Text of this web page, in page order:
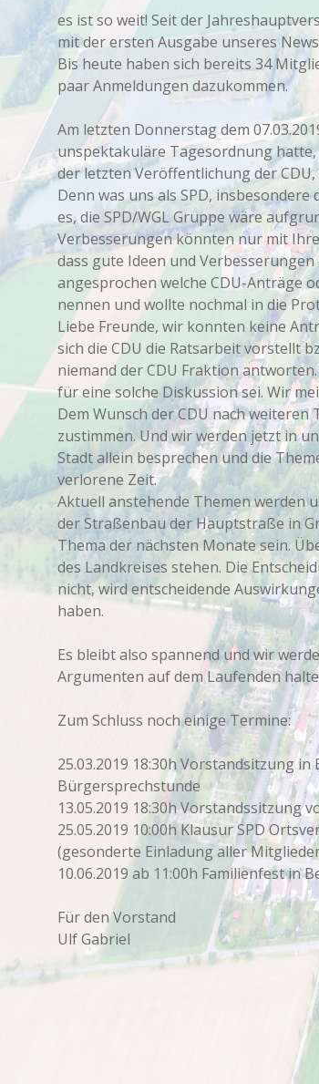
es ist so weit! Seit der
mit der ersten Ausgabe unseres
Bis heute haben sich bereits 34
paar Anmeldungen dazukommen.
Am letzten Donnerstag dem
unspektakuläre Tagesordnung
der letzten Veröffentlichung der CDU,
Denn was uns als SPD,
es, die SPD/WGL Gruppe wäre
Verbesserungen könnten nur mit
dass gute Ideen und
angesprochen welche CDU-Anträge
nennen und wollte nochmal in die
Liebe Freunde, wir konnten keine
sich die CDU die Ratsarbeit vorstellt
niemand der CDU Fraktion
für eine solche Diskussion sei. Wir
Dem Wunsch der CDU nach
zustimmen. Und wir werden jetzt in
Stadt allein besprechen und die
verlorene Zeit.
Aktuell anstehende Themen werden
der Straßenbau der Hauptstraße in
Thema der nächsten Monate sein.
des Landkreises stehen. Die
nicht, wird entscheidende
haben.
Es bleibt also spannend und wir
Argumenten auf dem Laufenden
Zum Schluss noch einige Termine:
25.03.2019 18:30h Vorstandsitzung
Bürgersprechstunde
13.05.2019 18:30h Vorstandssitzung
25.05.2019 10:00h Klausur SPD
(gesonderte Einladung aller
10.06.2019 ab 11:00h Familienfest in
Für den Vorstand
Ulf Gabriel